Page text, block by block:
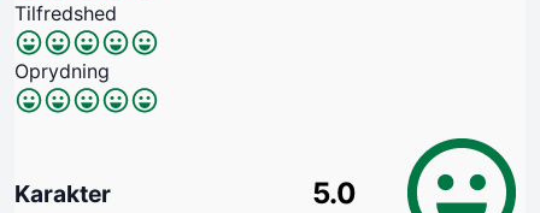
Tilfredshed
Oprydning
Karakter 5.0